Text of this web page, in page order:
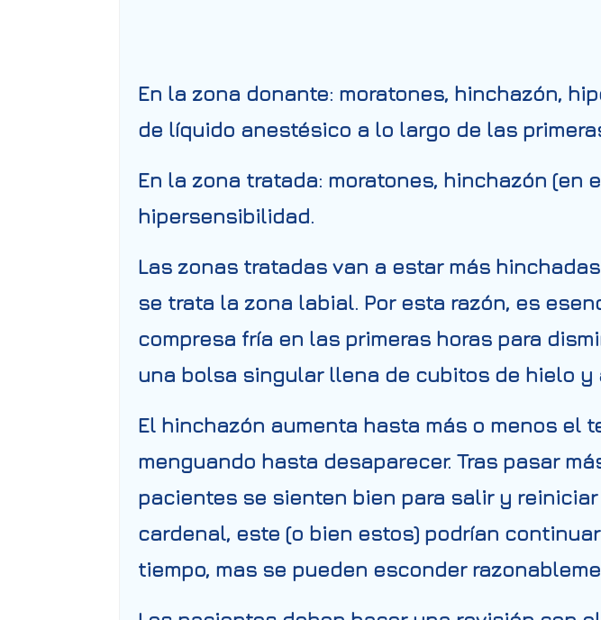
En la zona donante: moratones, hinchazón,
de líquido anestésico a lo largo de las
En la zona tratada: moratones, hinchazón
hipersensibilidad.
Las zonas tratadas van a estar más
se trata la zona labial. Por esta razón, es
compresa fría en las primeras horas para
una bolsa singular llena de cubitos de hielo y
El hinchazón aumenta hasta más o menos el
menguando hasta desaparecer. Tras pasar
pacientes se sienten bien para salir y
cardenal, este (o bien estos) podrían
tiempo, mas se pueden esconder